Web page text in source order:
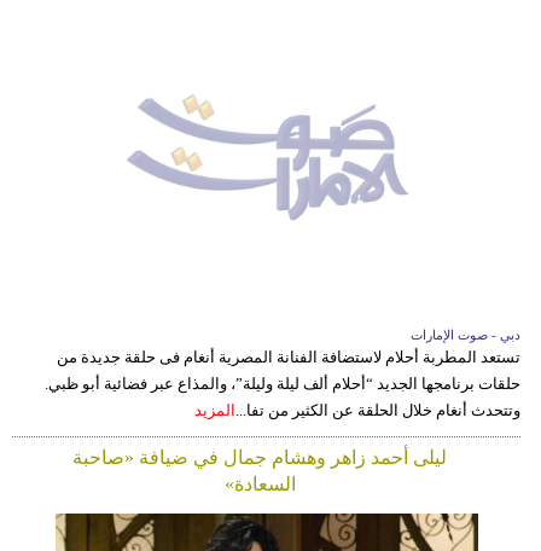
دبي - صوت الإمارات
تستعد المطربة أحلام لاستضافة الفنانة المصرية أنغام فى حلقة جديدة من
حلقات برنامجها الجديد “أحلام ألف ليلة وليلة”، والمذاع عبر فضائية أبو ظبي.
وتتحدث أنغام خلال الحلقة عن الكثير من تفا...
المزيد
ليلى أحمد زاهر وهشام جمال في ضيافة «صاحبة
السعادة»